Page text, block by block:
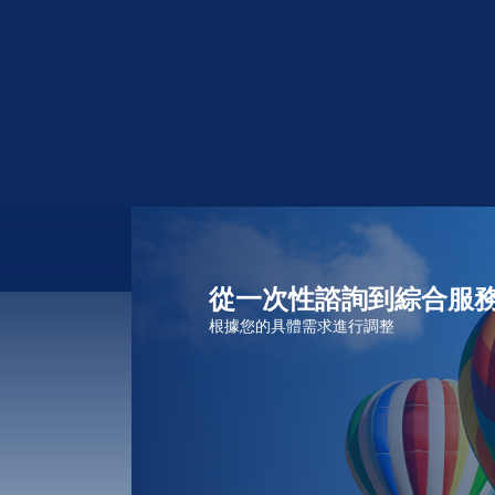
從一次性諮詢到綜合服
根據您的具體需求進行調整